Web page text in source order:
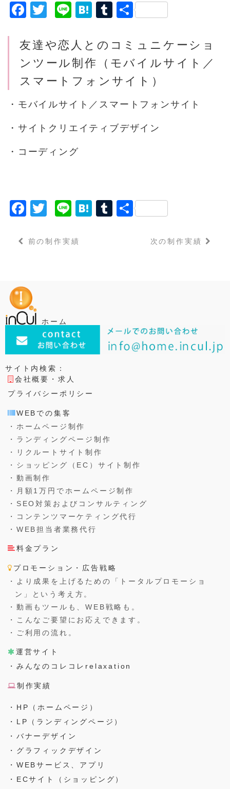
F
c
e
b
o
k
T
it
t
e
Li
e
H
t
e
n
a
T
m
bl
r
共
友達や恋人とのコミュニケーショ
ンツール制作（モバイルサイト／
スマートフォンサイト）
・モバイルサイト／スマートフォンサイト
・サイトクリエイティブデザイン
・コーディング
F
c
o
o
k
T
it
Li
e
H
T 共
次の制作実績
前の制作実績
ホーム
サイト内検索：
会社概要・求人
プライバシーポリシー
WEBでの集客
・ホームページ制作
・ランディングページ制作
・リクルートサイト制作
・ショッピング（EC）サイト制作
・動画制作
・月額1万円でホームページ制作
・SEO対策およびコンサルティング
・コンテンツマーケティング代行
・WEB担当者業務代行
料金プラン
プロモーション・広告戦略
・より成果を上げるための「トータルプロモーショ
ン」という考え方。
・動画もツールも、WEB戦略も。
・こんなご要望にお応えできます。
・ご利用の流れ。
運営サイト
・みんなのコレコレrelaxation
制作実績
・HP（ホームページ）
・LP（ランディングページ）
・バナーデザイン
・グラフィックデザイン
・WEBサービス、アプリ
・ECサイト（ショッピング）